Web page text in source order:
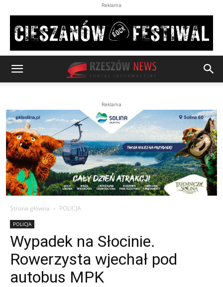
Reklama
Reklama
Strona główna POLICJA
POLICJA
Wypadek na Słocinie.
Rowerzysta wjechał pod
autobus MPK